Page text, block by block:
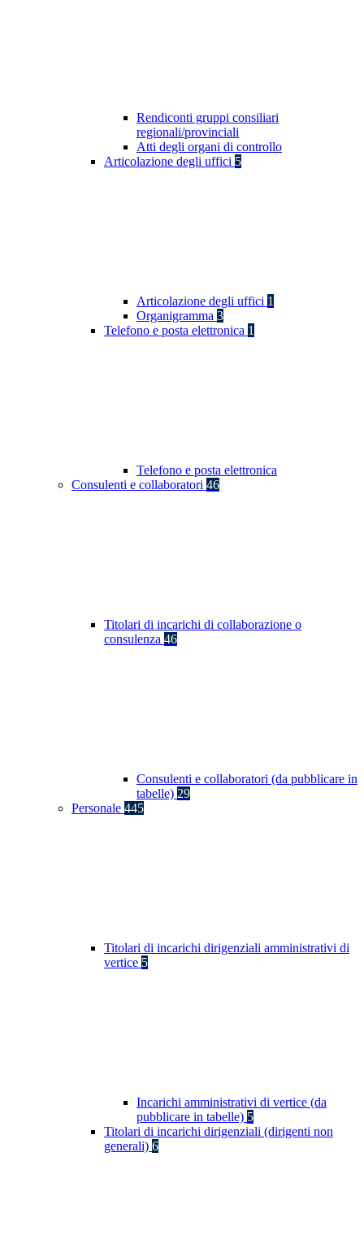
Rendiconti gruppi consiliari
regionali/provinciali
Atti degli organi di controllo
Articolazione degli uffici 5
Articolazione degli uffici 1
Organigramma 3
Telefono e posta elettronica 1
Telefono e posta elettronica
Consulenti e collaboratori 46
Titolari di incarichi di collaborazione o
consulenza 46
Consulenti e collaboratori (da pubblicare in
tabelle) 29
Personale 445
Titolari di incarichi dirigenziali amministrativi di
vertice 5
Incarichi amministrativi di vertice (da
pubblicare in tabelle) 5
Titolari di incarichi dirigenziali (dirigenti non
generali) 6